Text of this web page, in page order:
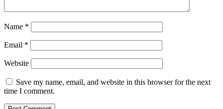
Name *
Email *
Website
Save my name, email, and website in this browser for the next
time I comment.